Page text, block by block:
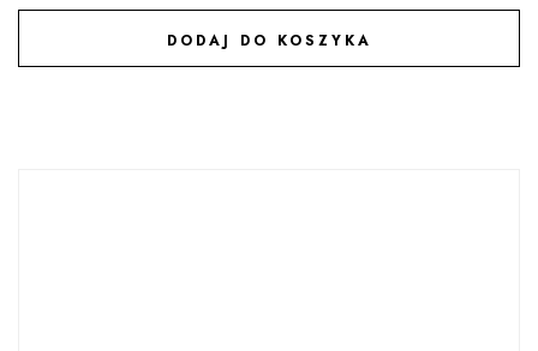
DODAJ DO KOSZYKA
DODAJ DO ULUBIONYCH